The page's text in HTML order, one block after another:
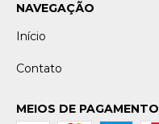
NAVEGAÇÃO
Início
Contato
MEIOS DE PAGAMENTO